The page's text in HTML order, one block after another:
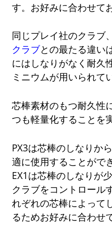
す。お好みに合わせて
同じプレイ社のクラブ、
クラブとの最たる違い
にはしなりがなく耐久
ミニウムが用いられて
芯棒素材のもつ耐久性
つも軽量化することを
PX3は芯棒のしなりか
適に使用することがで
EX1は芯棒のしなりが
クラブをコントロール
れぞれの芯棒によって
るためお好みに合わせ